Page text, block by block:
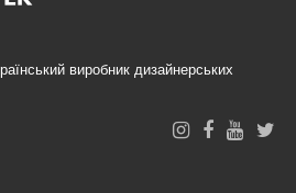
виробник дизайнерських